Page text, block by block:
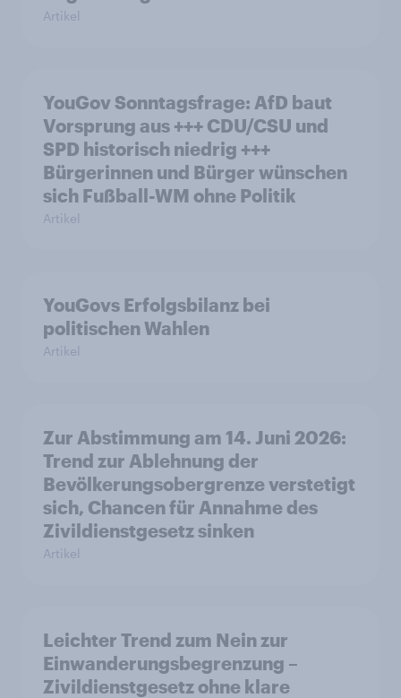
Artikel
YouGov Sonntagsfrage: AfD baut
Vorsprung aus +++ CDU/CSU und
SPD historisch niedrig +++
Bürgerinnen und Bürger wünschen
sich Fußball-WM ohne Politik
Artikel
YouGovs Erfolgsbilanz bei
politischen Wahlen
Artikel
Zur Abstimmung am 14. Juni 2026:
Trend zur Ablehnung der
Bevölkerungsobergrenze verstetigt
sich, Chancen für Annahme des
Zivildienstgesetz sinken
Artikel
Leichter Trend zum Nein zur
Einwanderungsbegrenzung –
Zivildienstgesetz ohne klare